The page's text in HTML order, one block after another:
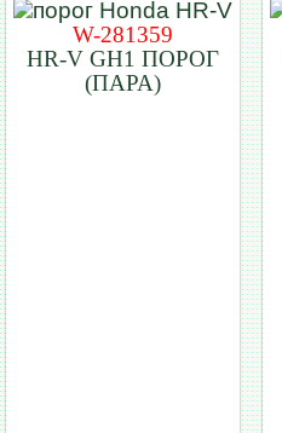
W-281359
HR-V GH1 ПОРОГ
(ПАРА)